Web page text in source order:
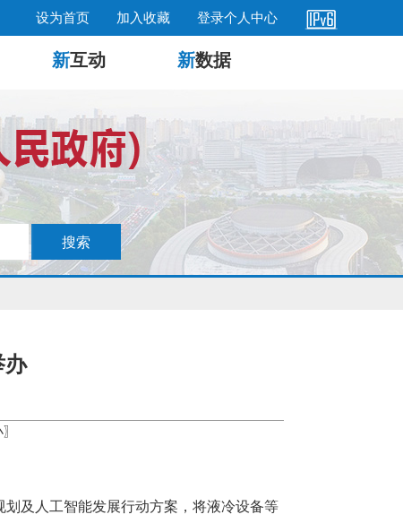
设为首页 加入收藏 登录个人中心
新互动 新数据
办
〗
及人工智能发展行动方案，将液冷设备等